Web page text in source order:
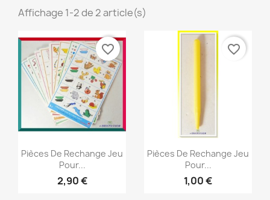
Affichage 1-2 de 2 article(s)
Aperçu rapide
Pièces De Rechange Jeu
Pour...
2,90 €
favorite_border
Aperçu rapide
Pièces De Rechange Jeu
Pour...
1,00 €
favorite_border